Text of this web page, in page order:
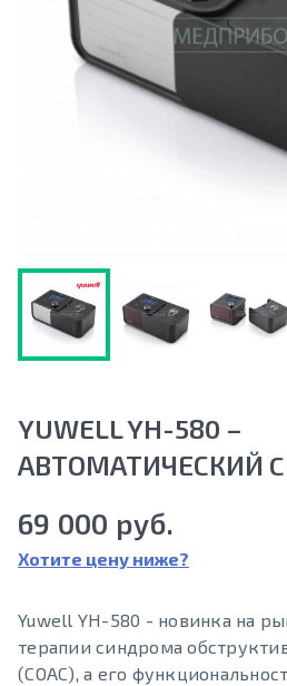
YUWELL YH-580 –
АВТОМАТИЧЕСКИЙ
69 000 руб.
Хотите цену ниже?
Yuwell YH-580 - новинка на
терапии синдрома
(СОАС), а его